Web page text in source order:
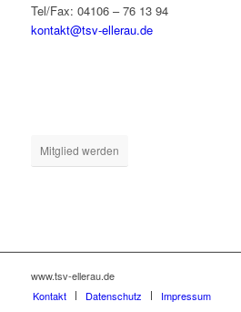
Tel/Fax: 04106 – 76 13 94
kontakt@tsv-ellerau.de
Mitglied werden
www.tsv-ellerau.de
Kontakt
Datenschutz Impressum